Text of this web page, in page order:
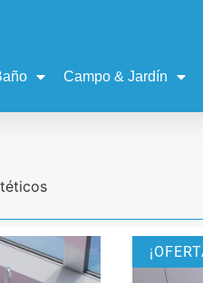
Campo & Jardín